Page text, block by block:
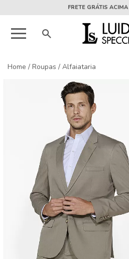
5X SEM JUROS PARCELA
Home / Roupas / Alfaiataria